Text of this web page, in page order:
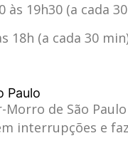
às 19h30 (a cada
18h (a cada 30
Paulo
de São
interrupções e